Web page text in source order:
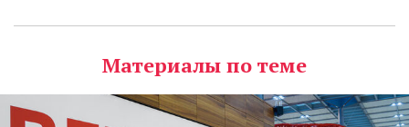
Материалы по теме